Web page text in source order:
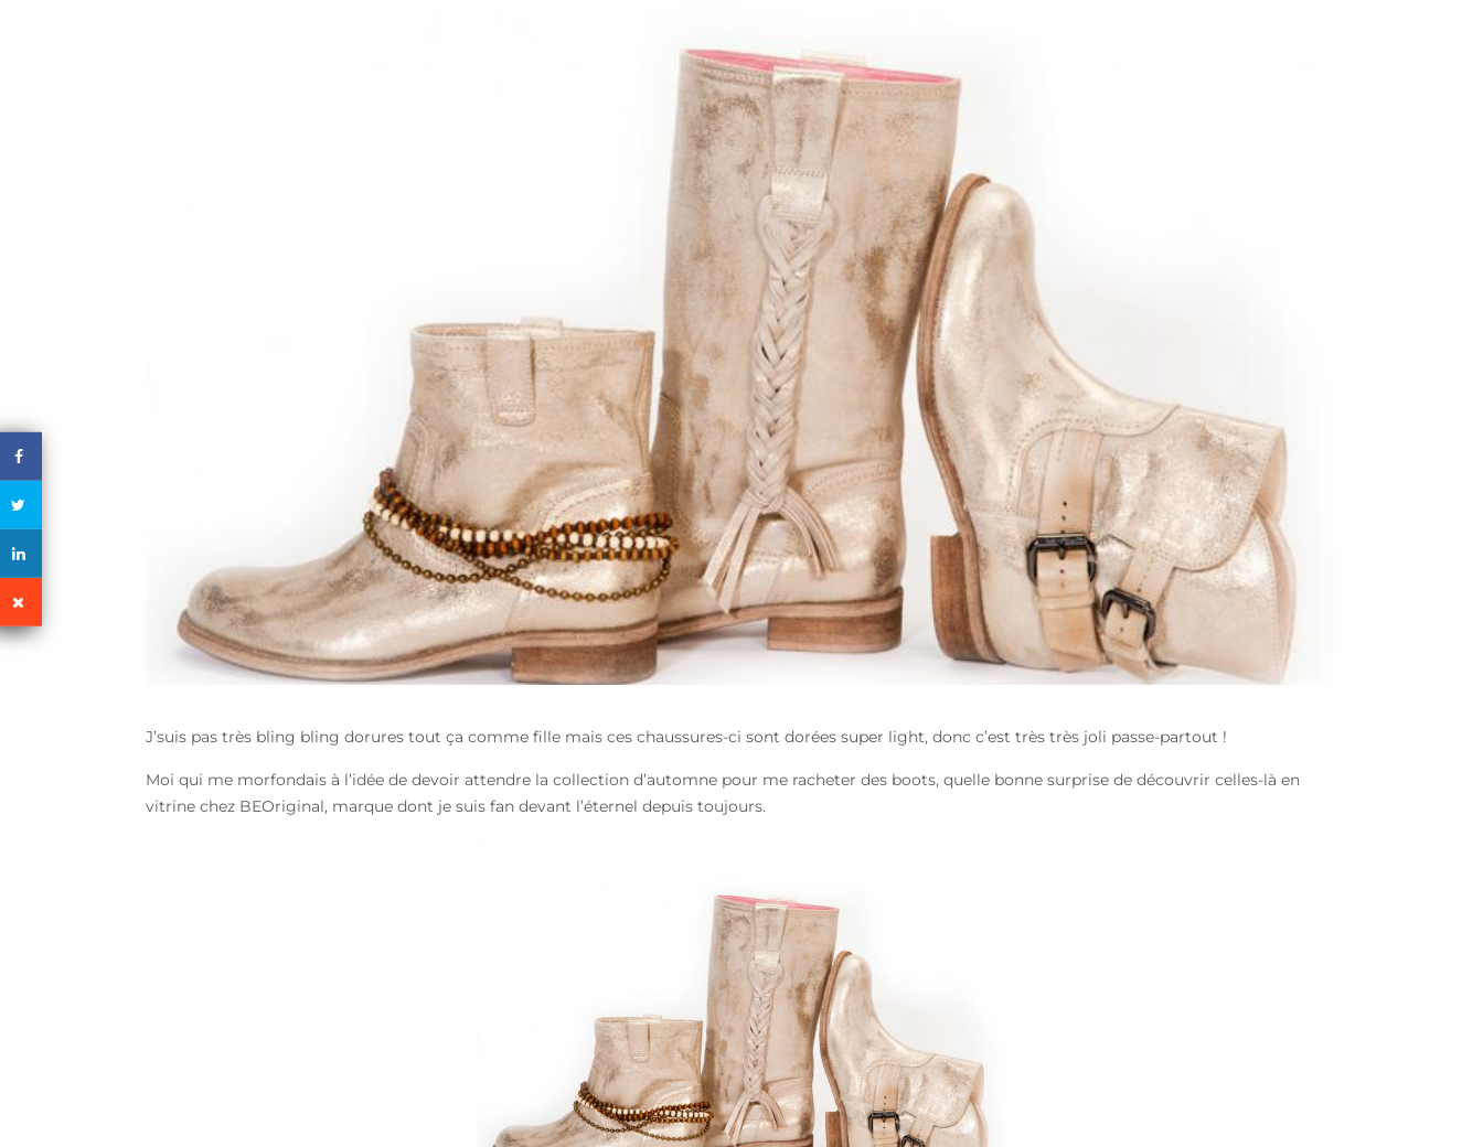
J’suis pas très bling bling dorures tout ça comme fille mais ces chaussures-ci sont dorées super light, donc c’est très très joli passe-partout !
Moi qui me morfondais à l’idée de devoir attendre la collection d’automne pour me racheter des boots, quelle bonne surprise de découvrir celles-là en
vitrine chez BEOriginal, marque dont je suis fan devant l’éternel depuis toujours.